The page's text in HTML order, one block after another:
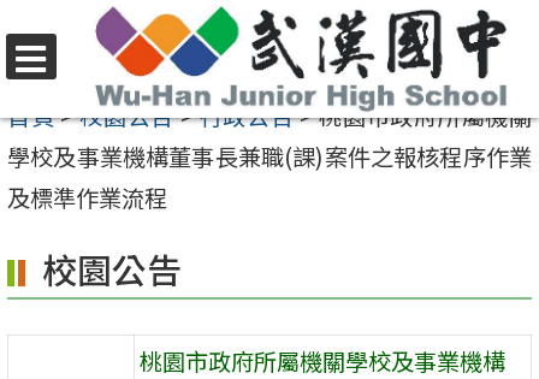
至
要
內
區
選
單
首頁>校園公告>行政公告>桃園市政府所屬機關
學校及事業機構董事長兼職(課)案件之報核程序作業
及標準作業流程
校園公告
桃園市政府所屬機關學校及事業機構